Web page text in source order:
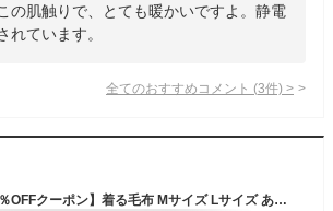
の肌触りで、とても暖かいですよ。静電
れています。
全てのおすすめコメント (3件) >
【2/6〜2/9は最大10％OFFクーポン】着る毛布 Mサイズ Lサイズ あったか マイクロファイバー とろけるタッチの着る毛布 レディース メンズ 男女兼用 ポケット付 フード付 冬用 秋 冬 暖か 暖かい おしゃれ ルームウェア ルームウエア パジャマ 部屋着